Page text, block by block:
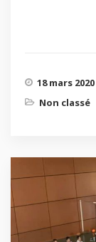
18 mars 2020
Non classé